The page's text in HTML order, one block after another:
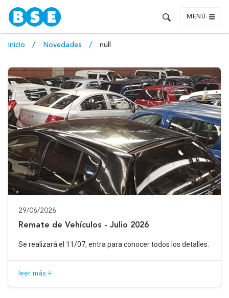
MENÚ
Inicio Novedades null
29/06/2026
Remate de Vehículos - Julio 2026
Se realizará el 11/07, entra para conocer todos los detalles.
leer más +